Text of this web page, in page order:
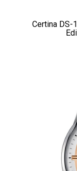
Certina DS-